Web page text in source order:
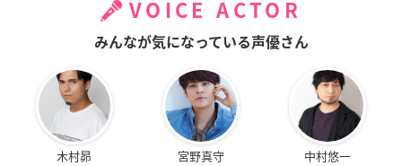
VOICE ACTOR
みんなが気になっている声優さん
木村昴 宮野真守 中村悠一